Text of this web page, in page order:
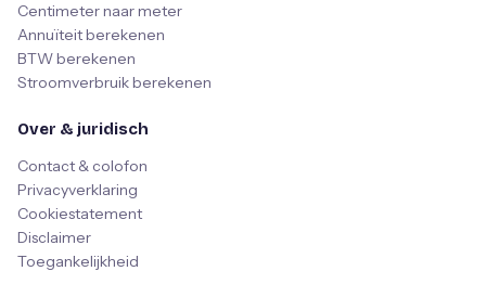
Centimeter naar meter
Annuïteit berekenen
BTW berekenen
Stroomverbruik berekenen
Over & juridisch
Contact & colofon
Privacyverklaring
Cookiestatement
Disclaimer
Toegankelijkheid